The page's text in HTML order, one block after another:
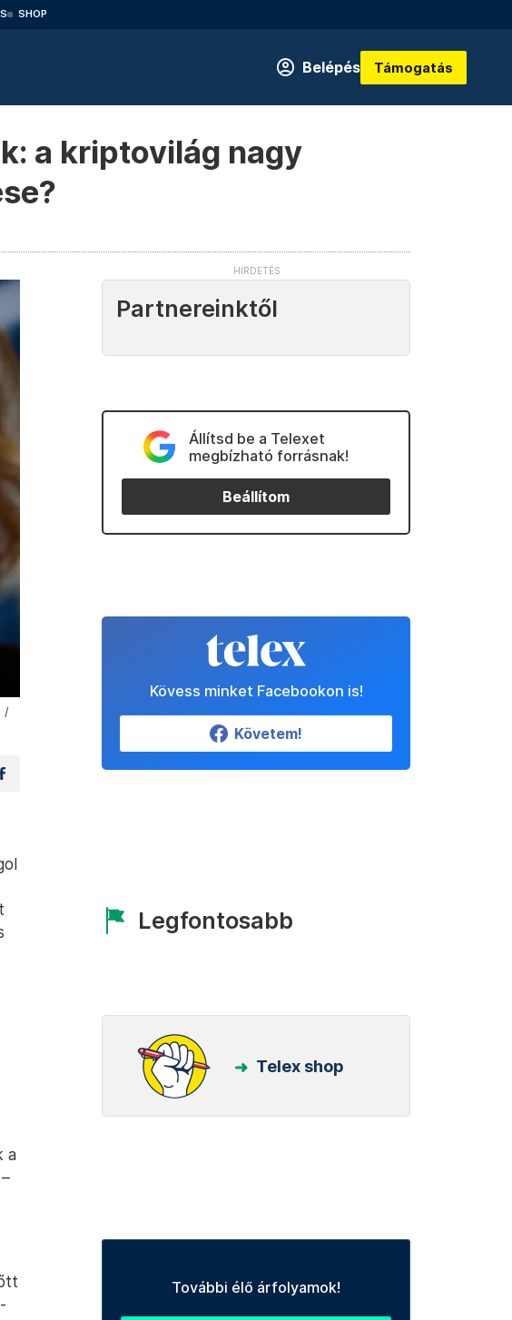
SHOP
Belépés Támogatás
a kriptovilág nagy
/
a
Partnereinktől
Állítsd be a Telexet
megbízható forrásnak!
Beállítom
Kövess minket Facebookon is!
Követem!
Legfontosabb
Telex shop
További élő árfolyamok!